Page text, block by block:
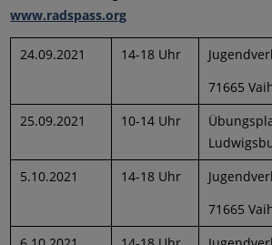
www.radspass.org
24.09.2021 14-18 Uhr
71665
25.09.2021
10-14 Uhr
5.10.2021
14-18 Uhr
71665